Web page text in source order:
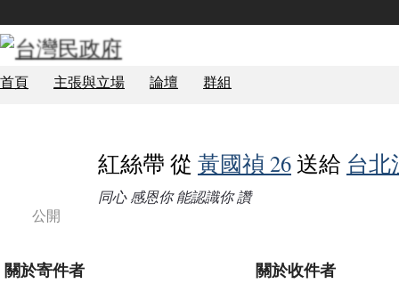
首頁 主張與立場 論壇 群組
公開
紅絲帶 從 黃國禎 26送給 台北
同心 感恩你 能認識你 讚
關於寄件者 關於收件者